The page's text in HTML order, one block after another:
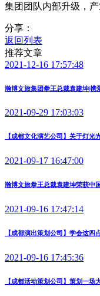
集团团队内部升级，
分享：
返回列表
推荐文章
2021-12-16 17:57:48
瀚博文旅集团拳王总裁袁建坤|携
2021-09-29 17:03:03
【成都文化演艺公司】关于灯光
2021-09-17 16:47:00
瀚博文旅拳王总裁袁建坤荣获中
2021-09-16 17:47:14
【成都演出策划公司】学会这
2021-09-16 17:45:36
【成都活动策划公司】策划一场